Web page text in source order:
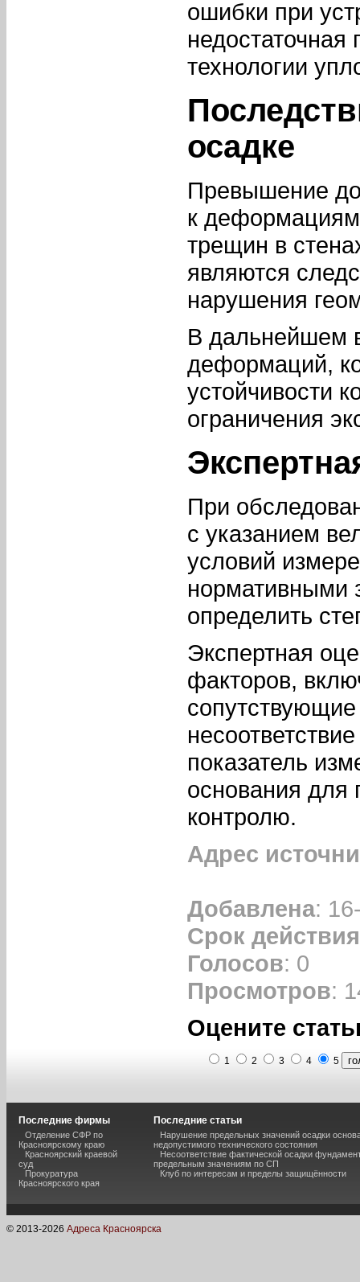
ошибки при
технологии
осадке
Превышение
к деформациям
трещин в
являются
нарушения
В дальнейшем
деформаций,
устойчивости
ограничения
При
с указанием
условий
нормативными
определить
Экспертная
факторов,
показатель
основания
контролю.
Адрес
Добавлена:
Срок действия
Голосов: 0
Просмотров:
Оцените
1 2 3 4 5
Последние фирмы
Отделение СФР по
Красноярскому краю
Красноярский краевой
суд
Прокуратура
Красноярского края
Последние статьи
Нарушение предельных значений осадки
недопустимого технического состояния
Несоответствие фактической осадки
предельным значениям по СП
Клуб по интересам и пределы защищённости
© 2013-2026 Адреса Красноярска